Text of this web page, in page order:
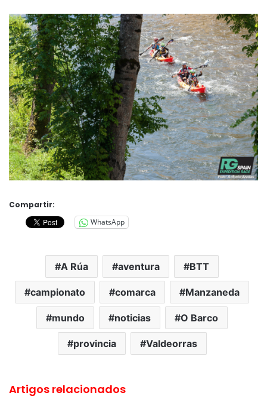
Compartir:
WhatsApp
A Rúa aventura BTT
campionato comarca Manzaneda
mundo noticias O Barco
provincia Valdeorras
Artigos relacionados